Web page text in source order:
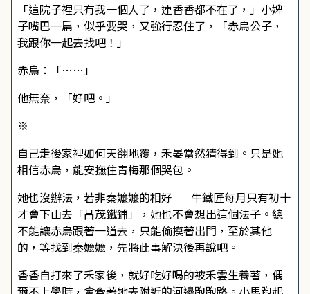
「這院子裡只有我一個人了，連香香都不在了，」小婢
子嘴巴一扁，似乎要哭，又強行忍住了，「赤烏公子，
我跟你一起去找吧！」
赤烏：「……」
他無奈，「好吧。」
※
自己走後家裡如何天翻地覆，禾晏當然猜得到。只是她
相信赤烏，能安撫住青梅那個哭包。
她也沒辦法，若非秦嬤嬤的相好——牛鐵匠每月只有初十
才會下山去「昌茂鐵鋪」，她也不會想出這個法子。總
不能讓赤烏跟著一道去，只能偷摸著出門，至於其他
的，等找到秦嬤嬤，先將此事解決後再說吧。
香香自打來了禾家後，就好吃好喝的被禾雲生養著，偶